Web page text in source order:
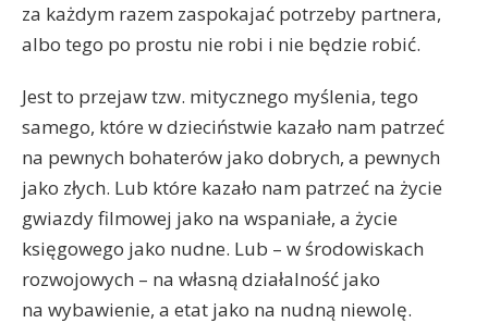
za każdym razem zaspokajać potrzeby partnera,
albo tego po prostu nie robi i nie będzie robić.
Jest to przejaw tzw. mitycznego myślenia, tego
samego, które w dzieciństwie kazało nam patrzeć
na pewnych bohaterów jako dobrych, a pewnych
jako złych. Lub które kazało nam patrzeć na życie
gwiazdy filmowej jako na wspaniałe, a życie
księgowego jako nudne. Lub – w środowiskach
rozwojowych – na własną działalność jako
na wybawienie, a etat jako na nudną niewolę.